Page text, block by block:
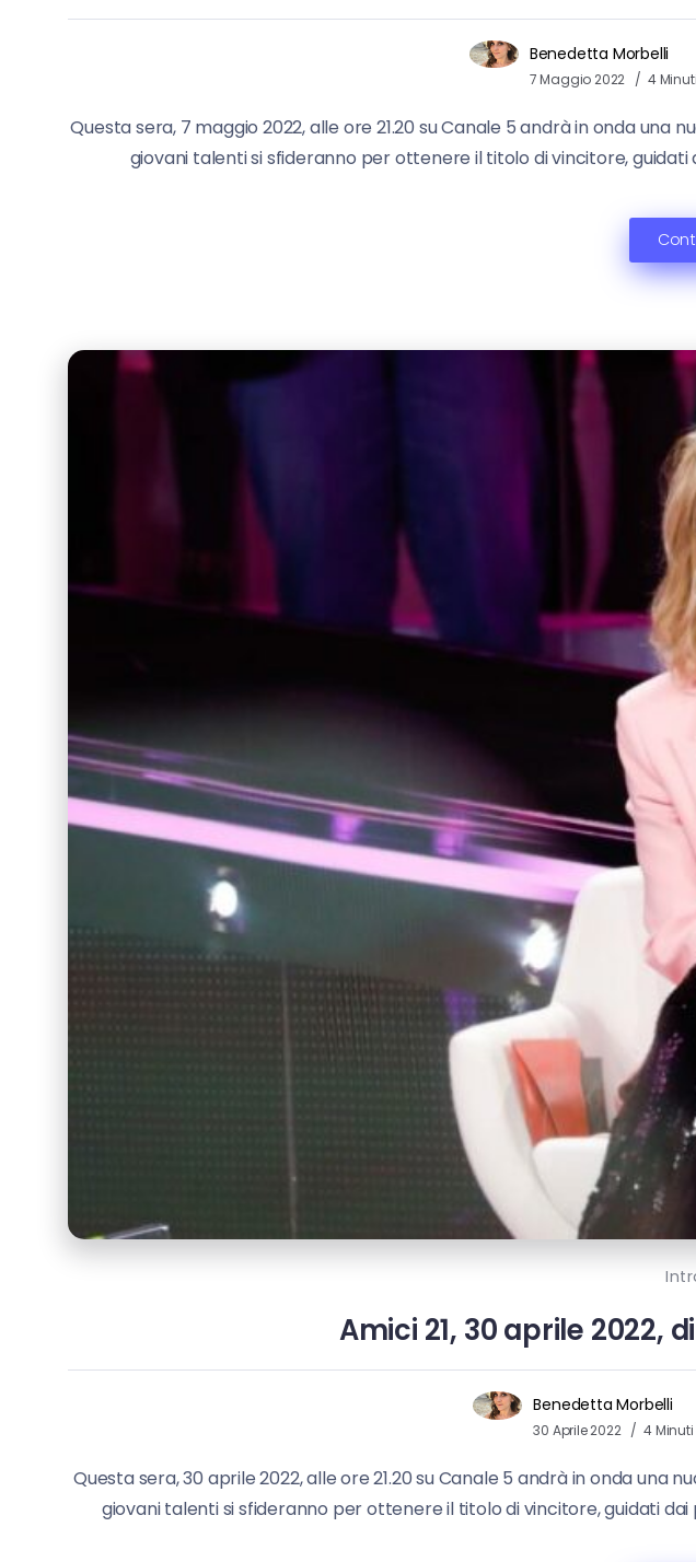
Benedetta Morbelli
7 Maggio 2022 4
Questa sera, 7 maggio 2022, alle ore 21.20 su Canale 5 andrà in onda una
giovani talenti si sfideranno per ottenere il titolo di vincitore,
Amici 21, 30 aprile 2022,
Benedetta Morbelli
30 Aprile 2022 4
Questa sera, 30 aprile 2022, alle ore 21.20 su Canale 5 andrà in onda una
giovani talenti si sfideranno per ottenere il titolo di vincitore, guidati